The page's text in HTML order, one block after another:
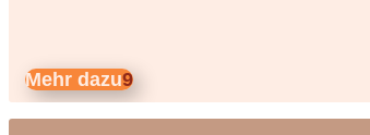
Mehr dazu